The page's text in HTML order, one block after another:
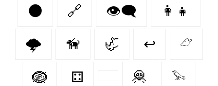
🌑 🔗 👁️‍🗨️ 👩‍👧
🌩️ 🦮 🦏 ↩ 𓃿
🪺 ⚃ 🦧 𓅩